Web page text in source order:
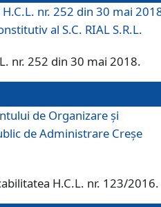
nr. 252 din 30 mai
al S.C. RIAL S.R.L.
nr. 252 din 30 mai 2018.
de Organizare și
de Administrare Creșe
H.C.L. nr. 123/2016.